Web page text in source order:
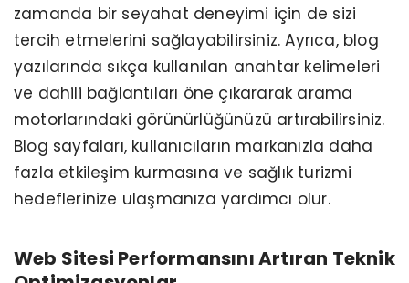
zamanda bir seyahat deneyimi için de sizi
tercih etmelerini sağlayabilirsiniz. Ayrıca, blog
yazılarında sıkça kullanılan anahtar kelimeleri
ve dahili bağlantıları öne çıkararak arama
motorlarındaki görünürlüğünüzü artırabilirsiniz.
Blog sayfaları, kullanıcıların markanızla daha
fazla etkileşim kurmasına ve sağlık turizmi
hedeflerinize ulaşmanıza yardımcı olur.
Web Sitesi Performansını Artıran Teknik